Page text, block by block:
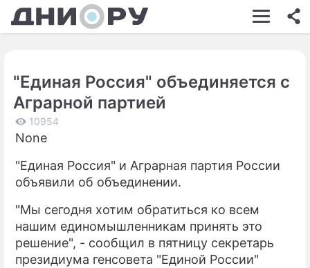
ШОУ-БИЗНЕС
КИНО
ЭКОНОМИКА
СОННИК
СТИЛЬ ЖИЗНИ
"Единая Россия" объединяется с
Аграрной партией
10954
None
"Единая Россия" и Аграрная партия России
объявили об объединении.
"Мы сегодня хотим обратиться ко всем
нашим единомышленникам принять это
решение", - сообщил в пятницу секретарь
президиума генсовета "Единой России"